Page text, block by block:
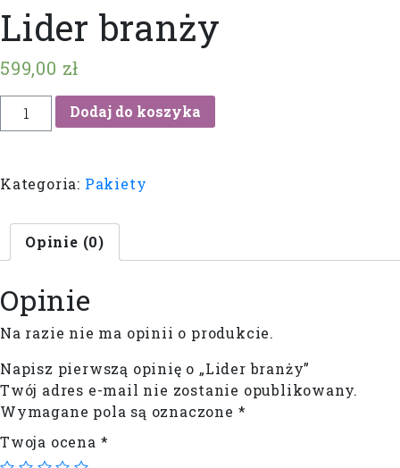
Lider branży
599,00 zł
ilość
Lider
Dodaj do koszyka
Kategoria: Pakiety
Opinie (0)
Opinie
Na razie nie ma opinii o produkcie.
Napisz pierwszą opinię o „Lider branży”
Twój adres e-mail nie zostanie opublikowany.
Wymagane pola są oznaczone *
Twoja ocena *